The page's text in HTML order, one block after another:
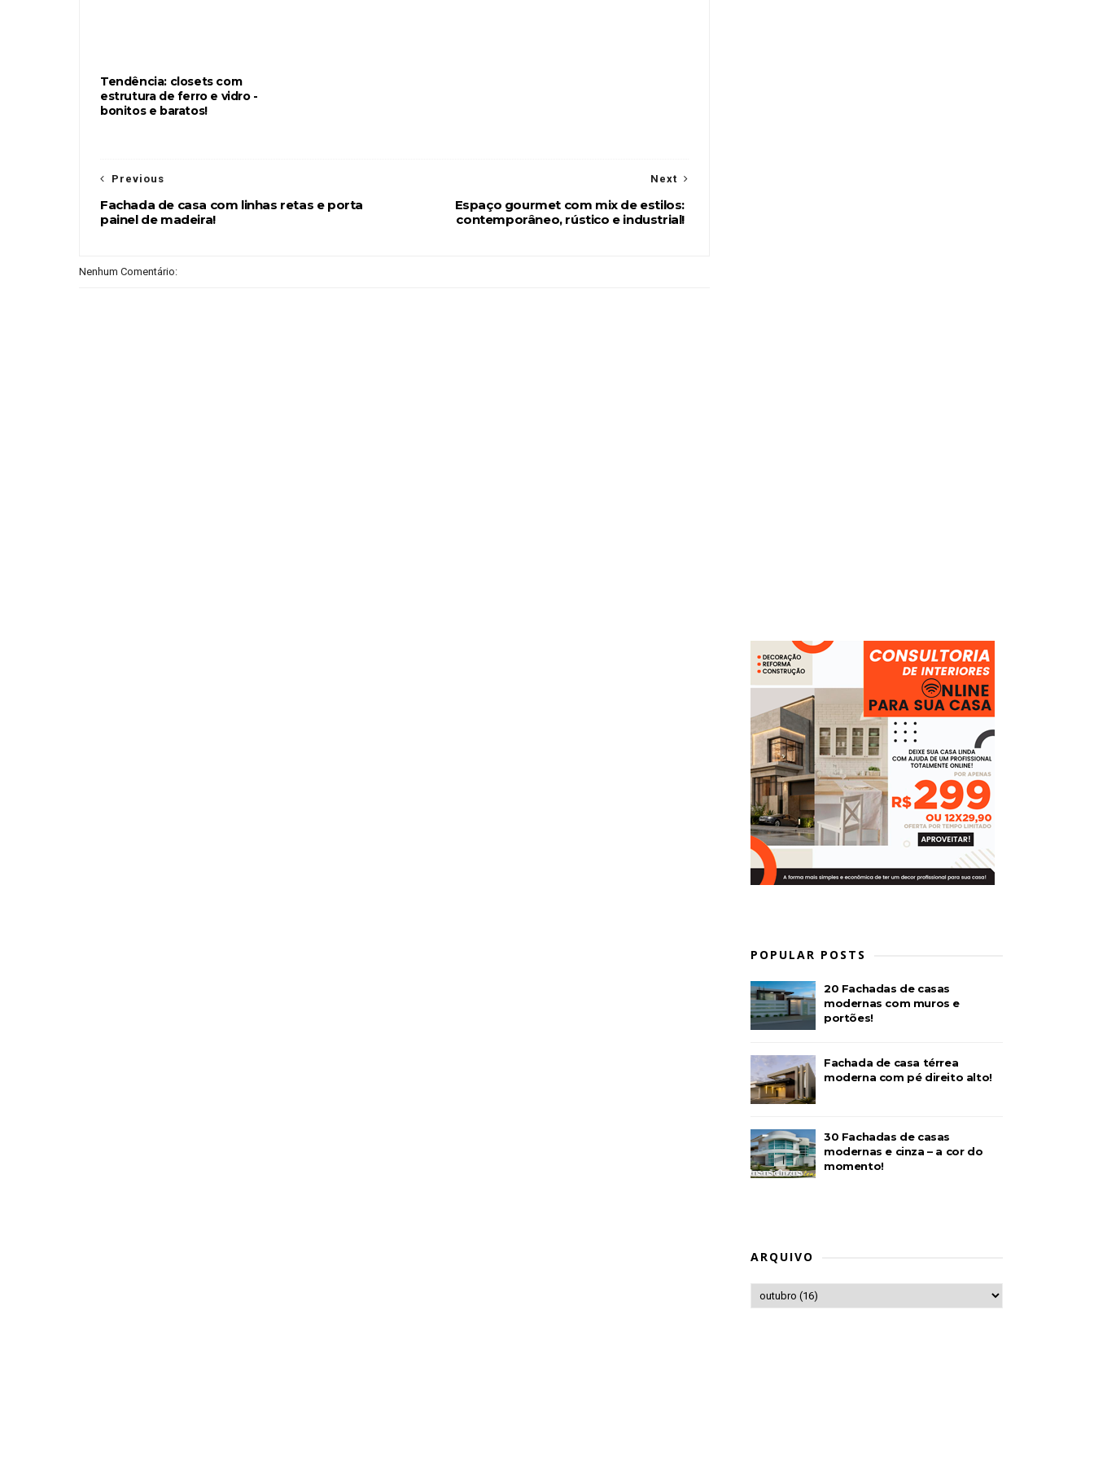
Tendência: closets com
estrutura de ferro e vidro -
bonitos e baratos!
Next
Espaço gourmet com mix de estilos:
contemporâneo, rústico e industrial!
Previous
Fachada de casa com linhas retas e porta
painel de madeira!
Nenhum Comentário:
POPULAR POSTS
20 Fachadas de casas
modernas com muros e
portões!
Fachada de casa térrea
moderna com pé direito alto!
30 Fachadas de casas
modernas e cinza – a cor do
momento!
ARQUIVO